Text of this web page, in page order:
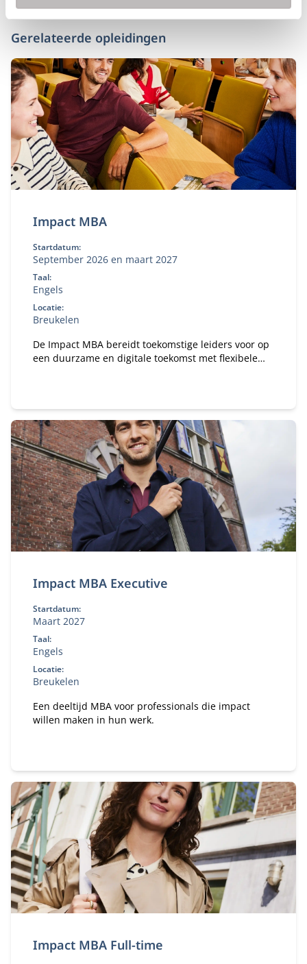
Gerelateerde opleidingen
Impact MBA
Startdatum:
September 2026 en maart 2027
Taal:
Engels
Locatie:
Breukelen
De Impact MBA bereidt toekomstige leiders voor op
een duurzame en digitale toekomst met flexibele
Impact MBA Executive
Startdatum:
Maart 2027
Taal:
Engels
Locatie:
Breukelen
Een deeltijd MBA voor professionals die impact
willen maken in hun werk.
Impact MBA Full-time